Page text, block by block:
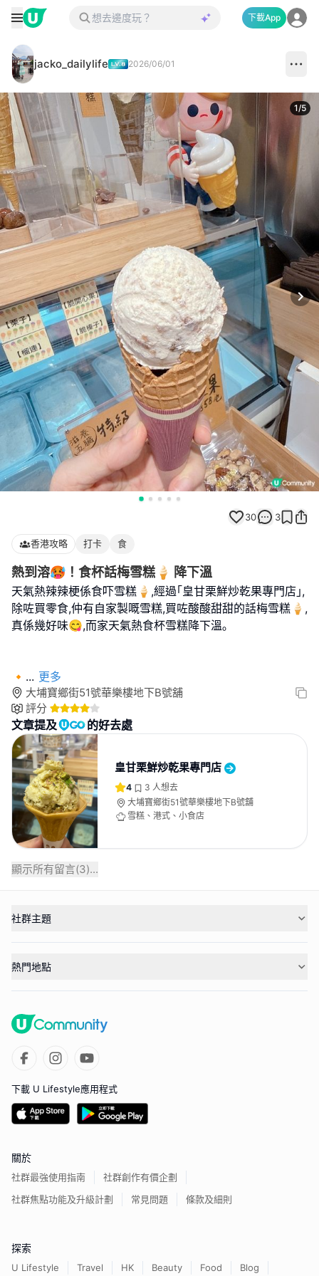
下載App
jacko_dailylife 2026/06/01
1/5
30 3
香港攻略 打卡 食
熱到溶🥵！食杯話梅雪糕🍦 降下溫
天氣熱辣辣梗係食吓雪糕🍦,經過｢皇甘栗鮮炒乾果專門店｣,
除咗買零食,仲有自家製嘅雪糕,買咗酸酸甜甜的話梅雪糕🍦,
真係幾好味😋,而家天氣熱食杯雪糕降下溫｡
🔸 ... 更多
大埔寶鄉街51號華樂樓地下B號舖
評分
文章提及 的好去處
皇甘栗鮮炒乾果專門店
4 3 人想去
大埔寶鄉街51號華樂樓地下B號舖
雪糕、港式、小食店
顯示所有留言(3)...
社群主題
熱門地點
下載 U Lifestyle應用程式
關於
社群最強使用指南
社群創作有價企劃
社群焦點功能及升級計劃
常見問題 條款及細則
探索
U Lifestyle Travel HK Beauty Food Blog